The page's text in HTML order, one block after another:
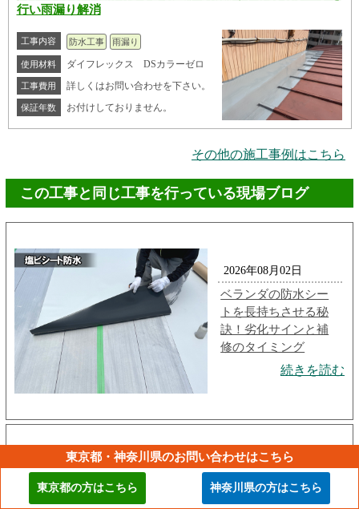
行い雨漏り解消
工事内容 防水工事 雨漏り
使用材料 ダイフレックス DSカラーゼロ
工事費用 詳しくはお問い合わせを下さい。
保証年数 お付けしておりません。
その他の施工事例はこちら
この工事と同じ工事を行っている現場ブログ
2026年08月02日
ベランダの防水シー
トを長持ちさせる秘
訣！劣化サインと補
修のタイミング
続きを読む
2026年07月16日
防水工事の種類を徹
東京都・神奈川県のお問い合わせはこちら
東京都の方はこちら 神奈川県の方はこちら